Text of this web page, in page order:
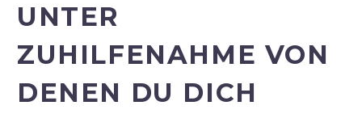
UNTER
ZUHILFENAHME VON
DENEN DU DICH